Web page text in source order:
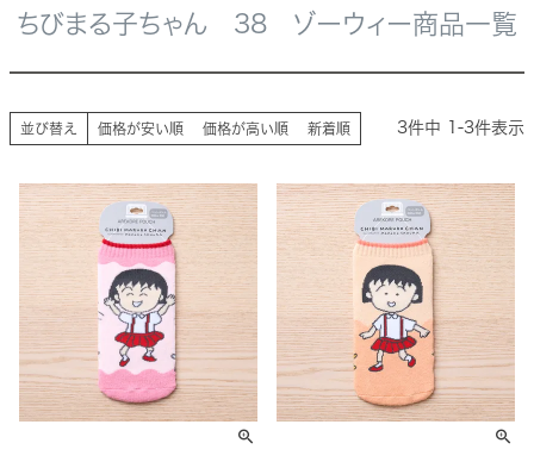
ちびまる子ちゃん 38 ゾーウィー商品一覧
並び替え 価格が安い順 価格が高い順 新着順 3件中 -3件表示